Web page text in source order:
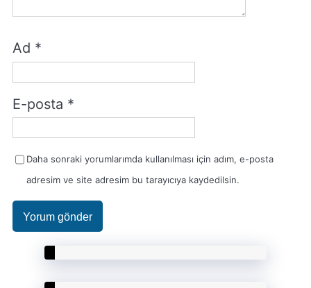
Ad *
E-posta *
Daha sonraki yorumlarımda kullanılması için adım, e-posta
adresim ve site adresim bu tarayıcıya kaydedilsin.